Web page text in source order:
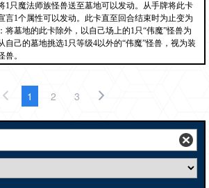
1只魔法师族怪兽送至墓地可以发动。从手牌将此卡
1个属性可以发动。此卡直至回合结束时为止变为
墓地的此卡除外，以自己场上的1只“伟魔”怪兽为
自己的墓地挑选1只等级4以外的“伟魔”怪兽，视为装
兽。
1 2 3